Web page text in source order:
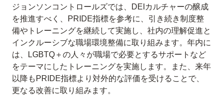
ジョンソンコントロールズでは、DEIカルチャーの醸成
を推進すべく、PRIDE指標を参考に、引き続き制度整
備やトレーニングを継続して実施し、社内の理解促進と
インクルーシブな職場環境整備に取り組みます。年内に
は、LGBTQ＋の人々が職場で必要とするサポートなど
をテーマにしたトレーニングを実施します。また、来年
以降もPRIDE指標より対外的な評価を受けることで、
更なる改善に取り組みます。